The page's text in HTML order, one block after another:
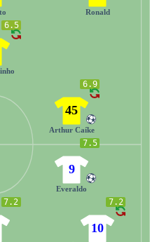
Ronald
6.5
6.9
45
Arthur Caíke
7.2 7.2
10
7.5
9
Everaldo